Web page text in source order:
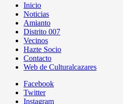
Inicio
Noticias
Amianto
Distrito 007
Vecinos
Hazte Socio
Contacto
Web de Culturalcazares
Facebook
Twitter
Instagram